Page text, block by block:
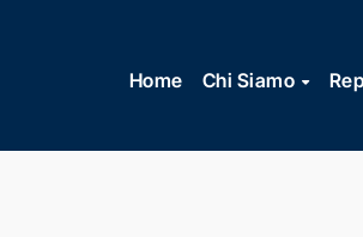
Home Chi Siamo